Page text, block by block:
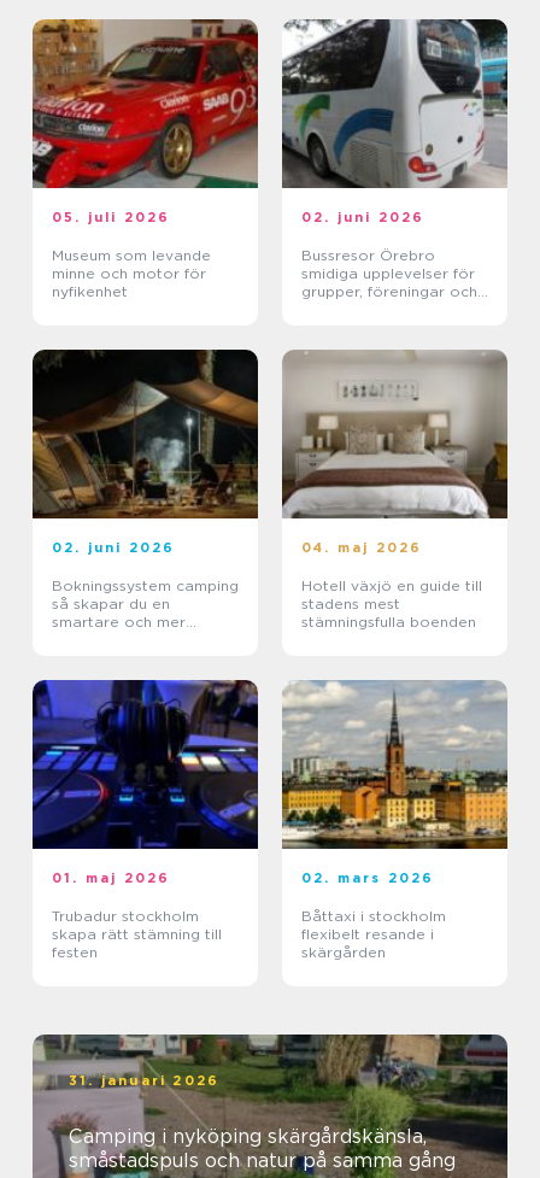
05. juli 2026
Museum som levande
minne och motor för
nyfikenhet
02. juni 2026
Bussresor Örebro
smidiga upplevelser för
grupper, föreningar och
02. juni 2026
Bokningssystem camping
så skapar du en
smartare och mer
04. maj 2026
Hotell växjö en guide till
stadens mest
stämningsfulla boenden
01. maj 2026
Trubadur stockholm
skapa rätt stämning till
festen
02. mars 2026
Båttaxi i stockholm
flexibelt resande i
skärgården
31. januari 2026
Camping i nyköping skärgårdskänsla,
småstadspuls och natur på samma gång